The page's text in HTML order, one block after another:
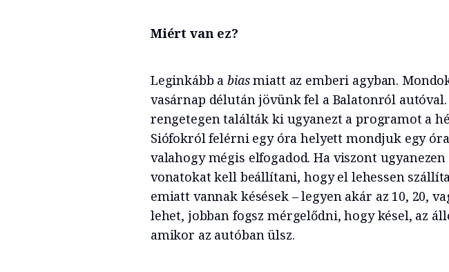
Miért van ez?
Leginkább abiasmiatt az emberi agyban.
vasárnap délután jövünk fel a Balatonról autóval.
rengetegen találták ki ugyanezt a programot a
Siófokról felérni egy óra helyett mondjuk egy
valahogy mégis elfogadod. Ha viszont
vonatokat kell beállítani, hogy el lehessen
emiatt vannak késések – legyen akár az 10, 20,
lehet, jobban fogsz mérgelődni, hogy késel, az
amikor az autóban ülsz.